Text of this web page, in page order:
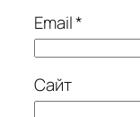
Email*
Сайт